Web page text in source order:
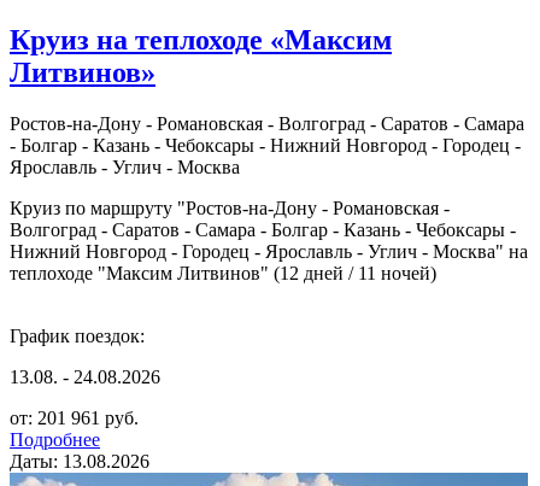
Круиз на теплоходе «Максим
Литвинов»
Ростов-на-Дону - Романовская - Волгоград - Саратов - Самара
- Болгар - Казань - Чебоксары - Нижний Новгород - Городец -
Ярославль - Углич - Москва
Круиз по маршруту "Ростов-на-Дону - Романовская -
Волгоград - Саратов - Самара - Болгар - Казань - Чебоксары -
Нижний Новгород - Городец - Ярославль - Углич - Москва" на
теплоходе "Максим Литвинов" (12 дней / 11 ночей)
График поездок:
13.08. - 24.08.2026
от: 201 961 руб.
Подробнее
Даты: 13.08.2026